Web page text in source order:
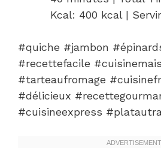
Kcal: 400 kcal |
#quiche #jambon
#recettefacile
#tarteaufromage
#délicieux
#cuisineexpress